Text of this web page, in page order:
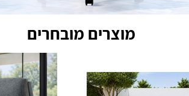
מוצרים מובחרים